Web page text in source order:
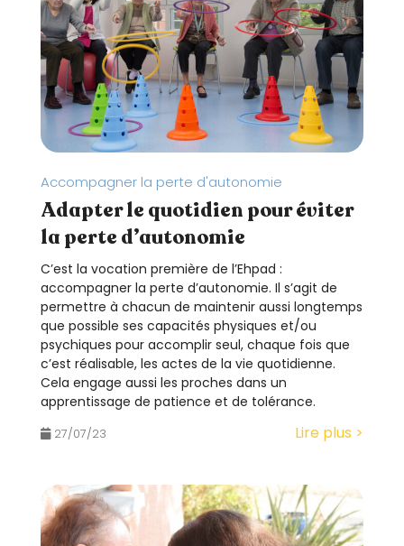
Accompagner la perte d'autonomie
Adapter le quotidien pour éviter
la perte d’autonomie
C’est la vocation première de l’Ehpad :
accompagner la perte d’autonomie. Il s’agit de
permettre à chacun de maintenir aussi longtemps
que possible ses capacités physiques et/ou
psychiques pour accomplir seul, chaque fois que
c’est réalisable, les actes de la vie quotidienne.
Cela engage aussi les proches dans un
apprentissage de patience et de tolérance.
27/07/23 Lire plus >